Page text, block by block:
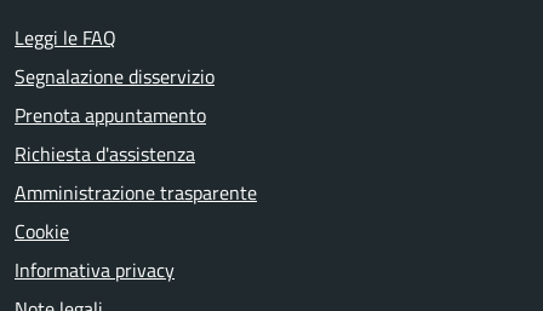
Leggi le FAQ
Segnalazione disservizio
Prenota appuntamento
Richiesta d'assistenza
Amministrazione trasparente
Cookie
Informativa privacy